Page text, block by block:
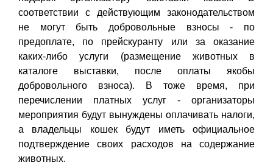
соответствии с действующим законодательством
не могут быть добровольные взносы - по
предоплате, по прейскуранту или за оказание
каких-либо услуги (размещение животных в
каталоге выставки, после оплаты якобы
добровольного взноса). В тоже время, при
перечислении платных услуг - организаторы
мероприятия будут вынуждены оплачивать налоги,
а владельцы кошек будут иметь официальное
подтверждение своих расходов на содержание
животных.